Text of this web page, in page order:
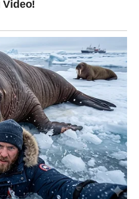
koje su rezultat vašeg
to biti projekat koji vam
saradnja ili čak promena
nove mogućnosti.
kojoj njihova intuicija igra
treba da budete i šta
slušali sebe, nećete
Možda i više od toga –
nešto što vas je dugo